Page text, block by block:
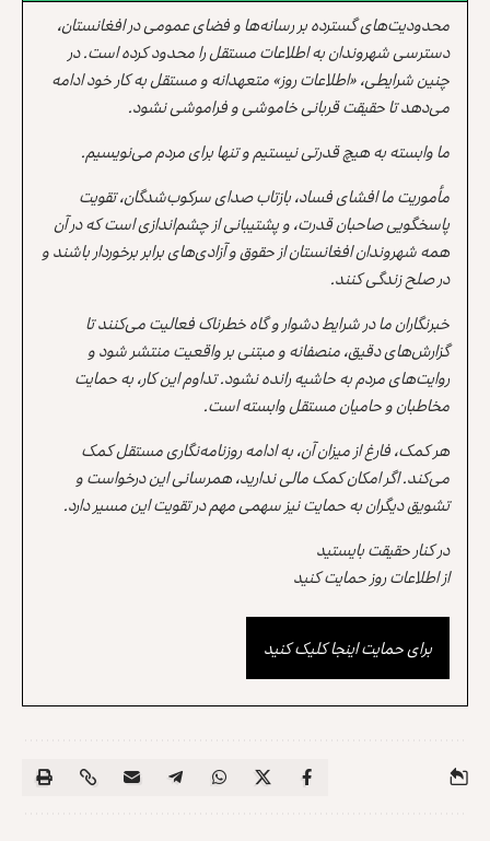
محدودیت‌های گسترده بر رسانه‌ها و فضای عمومی در افغانستان،
دسترسی شهروندان به اطلاعات مستقل را محدود کرده است. در
چنین شرایطی، «اطلاعات روز» متعهدانه و مستقل به کار خود ادامه
می‌دهد تا حقیقت قربانی خاموشی و فراموشی نشود.
ما وابسته به هیچ قدرتی نیستیم و تنها برای مردم می‌نویسیم.
مأموریت ما افشای فساد، بازتاب صدای سرکوب‌شدگان، تقویت
پاسخگویی صاحبان قدرت، و پشتیبانی از چشم‌اندازی است که در آن
همه شهروندان افغانستان از حقوق و آزادی‌های برابر برخوردار باشند و
در صلح زندگی کنند.
خبرنگاران ما در شرایط دشوار و گاه خطرناک فعالیت می‌کنند تا
گزارش‌های دقیق، منصفانه و مبتنی بر واقعیت منتشر شود و
روایت‌های مردم به حاشیه رانده نشود. تداوم این کار، به حمایت
مخاطبان و حامیان مستقل وابسته است.
هر کمک، فارغ از میزان آن، به ادامه روزنامه‌نگاری مستقل کمک
می‌کند. اگر امکان کمک مالی ندارید، همرسانی این درخواست و
تشویق دیگران به حمایت نیز سهمی مهم در تقویت این مسیر دارد.
در کنار حقیقت بایستید
از اطلاعات روز حمایت کنید
برای حمایت اینجا کلیک کنید